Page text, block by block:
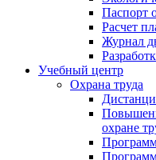
Паспорт
Расчет
Журнал
Учебный центр
Охрана труда
охране